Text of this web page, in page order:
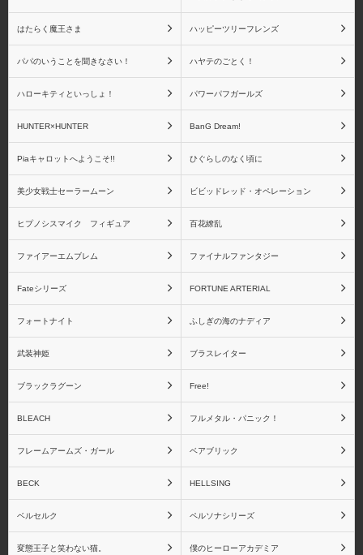
ヒーローズシリーズ
ーズ
Fateシリーズ(一番くじ)
青島文化教材社 アイズプロジェクト
アクアマリン アトリエ彩
アニプレックス
はたらく魔王さま ハッピーツリーフレンズ
パパのいうことを聞きなさい！ ハヤテのごとく！
ハローキティといっしょ！ パワーパフガールズ
HUNTER×HUNTER BanG Dream!
Piaキャロットへようこそ!! ひぐらしのなく頃に
美少女戦士セーラームーン ビビッドレッド・オペレーション
ヒプノシスマイク フィギュア 百花繚乱
ファイアーエムブレム ファイナルファンタジー
Fateシリーズ FORTUNE ARTERIAL
フォートナイト ふしぎの海のナディア
武装神姫 ブラスレイター
ブラックラグーン Free!
BLEACH フルメタル・パニック！
フレームアームズ・ガール ベアブリック
BECK HELLSING
ベルセルク ペルソナシリーズ
変態王子と笑わない猫。 僕のヒーローアカデミア